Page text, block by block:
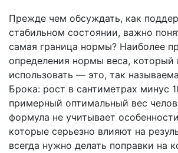
Прежде чем обсуждать, как
стабильном состоянии, важно
самая граница нормы? Наиболее
определения нормы веса,
использовать — это, так
Брока: рост в сантиметрах минус
примерный оптимальный вес
формула не учитывает
которые серьезно влияют на
всегда нужно делать поправки на